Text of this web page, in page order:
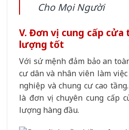
Cho Mọi Người
V. Đơn vị cung cấp cửa
lượng tốt
Với sứ mệnh đảm bảo an
cư dân và nhân viên làm
nghiệp và chung cư cao
là đơn vị chuyên cung cấp
lượng hàng đầu.